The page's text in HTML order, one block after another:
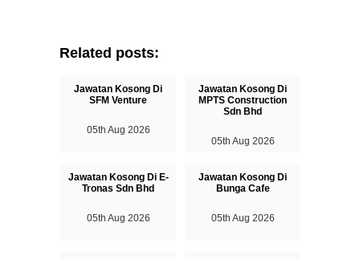
Related posts:
Jawatan Kosong Di
SFM Venture
05th Aug 2026
Jawatan Kosong Di
MPTS Construction
Sdn Bhd
05th Aug 2026
Jawatan Kosong Di E-
Tronas Sdn Bhd
05th Aug 2026
Jawatan Kosong Di
Bunga Cafe
05th Aug 2026